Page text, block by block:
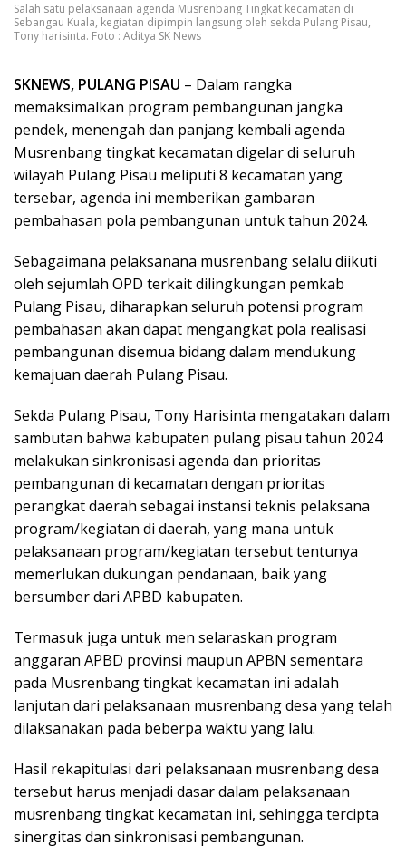
Salah satu pelaksanaan agenda Musrenbang Tingkat kecamatan di
Sebangau Kuala, kegiatan dipimpin langsung oleh sekda Pulang Pisau,
Tony harisinta. Foto : Aditya SK News
SKNEWS, PULANG PISAU – Dalam rangka
memaksimalkan program pembangunan jangka
pendek, menengah dan panjang kembali agenda
Musrenbang tingkat kecamatan digelar di seluruh
wilayah Pulang Pisau meliputi 8 kecamatan yang
tersebar, agenda ini memberikan gambaran
pembahasan pola pembangunan untuk tahun 2024.
Sebagaimana pelaksanana musrenbang selalu diikuti
oleh sejumlah OPD terkait dilingkungan pemkab
Pulang Pisau, diharapkan seluruh potensi program
pembahasan akan dapat mengangkat pola realisasi
pembangunan disemua bidang dalam mendukung
kemajuan daerah Pulang Pisau.
Sekda Pulang Pisau, Tony Harisinta mengatakan dalam
sambutan bahwa kabupaten pulang pisau tahun 2024
melakukan sinkronisasi agenda dan prioritas
pembangunan di kecamatan dengan prioritas
perangkat daerah sebagai instansi teknis pelaksana
program/kegiatan di daerah, yang mana untuk
pelaksanaan program/kegiatan tersebut tentunya
memerlukan dukungan pendanaan, baik yang
bersumber dari APBD kabupaten.
Termasuk juga untuk men selaraskan program
anggaran APBD provinsi maupun APBN sementara
pada Musrenbang tingkat kecamatan ini adalah
lanjutan dari pelaksanaan musrenbang desa yang telah
dilaksanakan pada beberpa waktu yang lalu.
Hasil rekapitulasi dari pelaksanaan musrenbang desa
tersebut harus menjadi dasar dalam pelaksanaan
musrenbang tingkat kecamatan ini, sehingga tercipta
sinergitas dan sinkronisasi pembangunan.